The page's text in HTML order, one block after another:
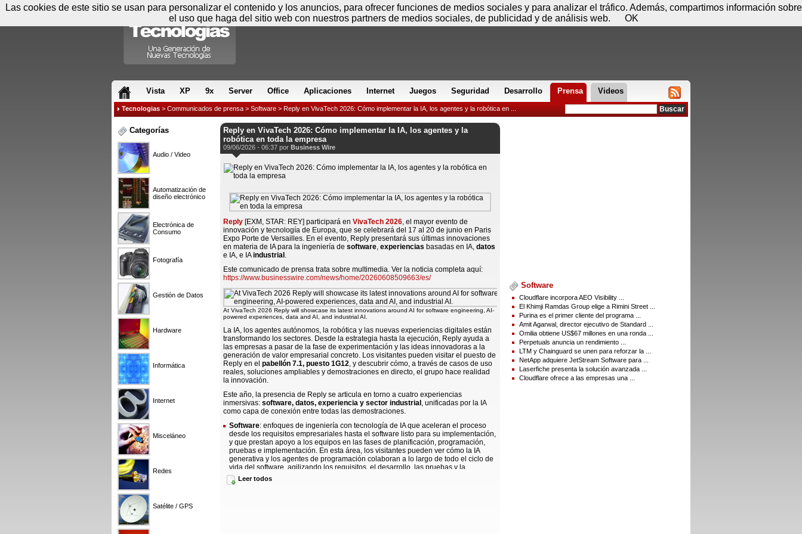
Vista XP 9x Server Office Aplicaciones Internet Juegos Seguridad Desarrollo Prensa Videos
Tecnologias > Communicados de prensa > Software > Reply en VivaTech 2026: Cómo implementar la IA, los agentes y la robótica en ...
Categorías
Audio / Video
Automatización de
diseño electrónico
Electrónica de
Consumo
Fotografía
Gestión de Datos
Hardware
Informática
Internet
Misceláneo
Redes
Satélite / GPS
Reply en VivaTech 2026: Cómo implementar la IA, los agentes y la
robótica en toda la empresa
09/06/2026 - 06:37 por Business Wire
Reply [EXM, STAR: REY] participará en VivaTech 2026, el mayor evento de
innovación y tecnología de Europa, que se celebrará del 17 al 20 de junio en Paris
Expo Porte de Versailles. En el evento, Reply presentará sus últimas innovaciones
en materia de IA para la ingeniería de software, experiencias basadas en IA, datos
e IA, e IAindustrial .
Este comunicado de prensa trata sobre multimedia. Ver la noticia completa aquí:
https://www.businesswire.com/news/home/20260608509663/es/
At VivaTech 2026 Reply will showcase its latest innovations around AI for software engineering, AI-
powered experiences, data and AI, and industrial AI.
La IA, los agentes autónomos, la robótica y las nuevas experiencias digitales están
transformando los sectores. Desde la estrategia hasta la ejecución, Reply ayuda a
las empresas a pasar de la fase de experimentación y las ideas innovadoras a la
generación de valor empresarial concreto. Los visitantes pueden visitar el puesto de
Reply en el pabellón 7.1, puesto 1G12, y descubrir cómo, a través de casos de uso
reales, soluciones ampliables y demostraciones en directo, el grupo hace realidad
la innovación.
Este año, la presencia de Reply se articula en torno a cuatro experiencias
inmersivas: software, datos, experiencia y sector industrial , unificadas por la IA
como capa de conexión entre todas las demostraciones.
Software: enfoques de ingeniería con tecnología de IA que aceleran el proceso
desde los requisitos empresariales hasta el software listo para su implementación,
y que prestan apoyo a los equipos en las fases de planificación, programación,
pruebas e implementación. En esta área, los visitantes pueden ver cómo la IA
generativa y los agentes de programación colaboran a lo largo de todo el ciclo de
vida del software, agilizando los requisitos, el desarrollo, las pruebas y la
documentación en un único flujo de trabajo: el modelo
en acción.
Leer todos
Software
Cloudflare incorpora AEO Visibility ...
El Khimji Ramdas Group elige a Rimini Street ...
Purina es el primer cliente del programa ...
Amit Agarwal, director ejecutivo de Standard ...
Omilia obtiene US$67 millones en una ronda ...
Perpetuals anuncia un rendimiento ...
LTM y Chainguard se unen para reforzar la ...
NetApp adquiere JetStream Software para ...
Laserfiche presenta la solución avanzada ...
Cloudflare ofrece a las empresas una ...
Sábado 08 de agosto - 01:29 Registrar Conectar
Las cookies de este sitio se usan para personalizar el contenido y los anuncios, para ofrecer funciones de medios sociales y para analizar el tráfico. Además, compartimos información sobre
el uso que haga del sitio web con nuestros partners de medios sociales, de publicidad y de análisis web.
OK